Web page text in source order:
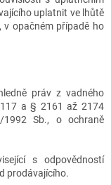
uplatnit ve lhůtě
v opačném případě ho
práv z vadného
a § 2161 až 2174
Sb., o ochraně
s odpovědností
prodávajícího.